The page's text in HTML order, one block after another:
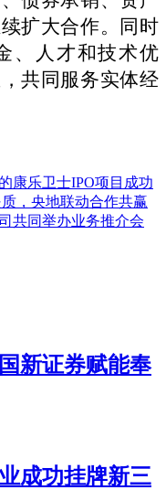
扩大合作。同时
、人才和技术优
共同服务实体经
康乐卫士IPO项目成功
，央地联动合作共赢
共同举办业务推介会
新证券赋能奉
成功挂牌新三